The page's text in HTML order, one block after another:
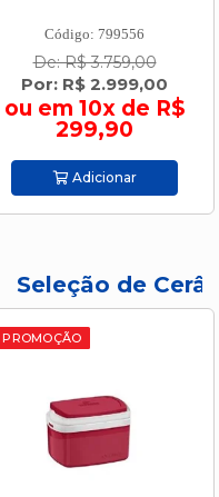
Código: 693952
De: R$ 144,90
Por: R$ 109,90
ou em 2x de R$
54,95
Adicionar
Seleção de
PROMOÇÃO